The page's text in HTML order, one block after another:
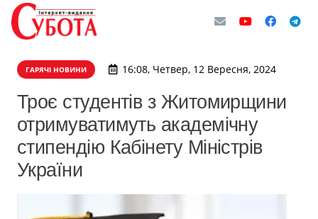
ГАРЯЧІ НОВИНИ 16:08, Четвер, 12 Вересня, 2024
Троє студентів з Житомирщини
отримуватимуть академічну
стипендію Кабінету Міністрів
України